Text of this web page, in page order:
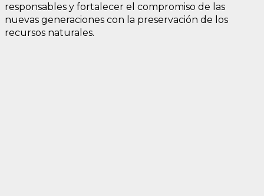
responsables y fortalecer el compromiso de las
nuevas generaciones con la preservación de los
recursos naturales.